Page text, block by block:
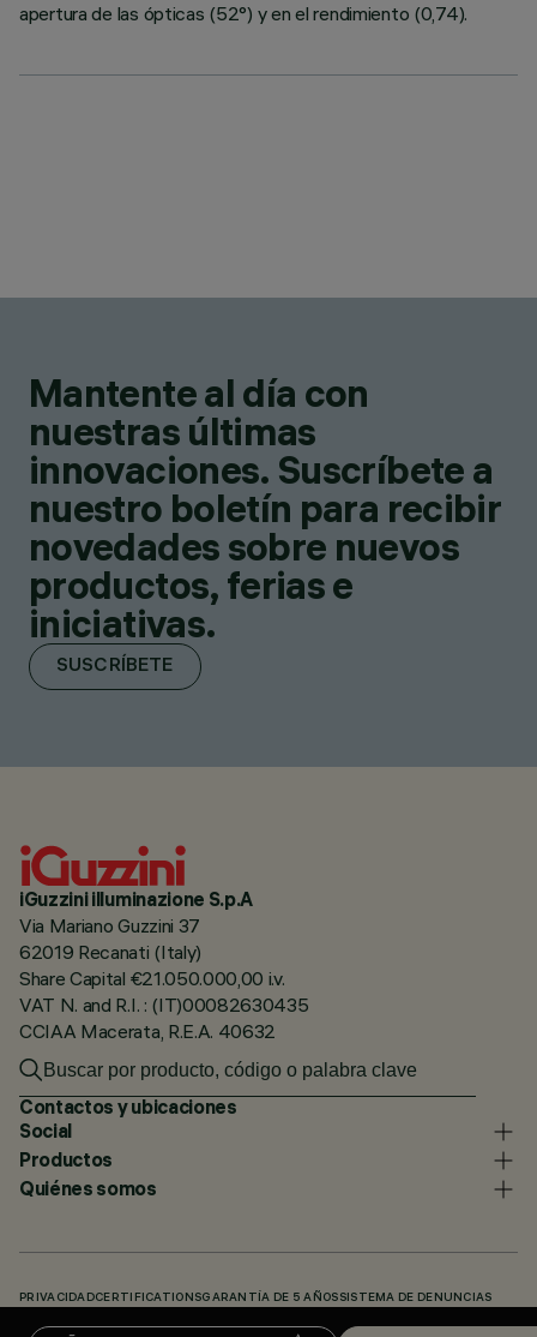
apertura de las ópticas (52°) y en el rendimiento (0,74).
Mantente al día con
nuestras últimas
innovaciones. Suscríbete a
nuestro boletín para recibir
novedades sobre nuevos
productos, ferias e
iniciativas.
SUSCRÍBETE
iGuzzini illuminazione S.p.A
Via Mariano Guzzini 37
62019 Recanati (Italy)
Share Capital €21.050.000,00 i.v.
VAT N. and R.I. : (IT)00082630435
CCIAA Macerata, R.E.A. 40632
Contactos y ubicaciones
Social
Productos
Quiénes somos
PRIVACIDADCERTIFICATIONSGARANTÍA DE 5 AÑOS SISTEMA DE DENUNCIAS